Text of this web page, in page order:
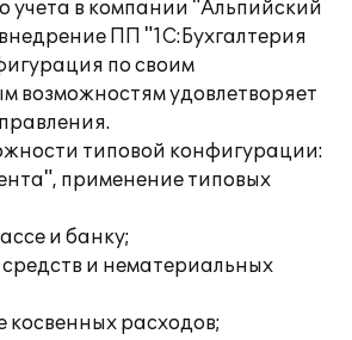
учета в компании "Альпийский
ПП "1С:Бухгалтерия
по своим
возможностям удовлетворяет
типовой конфигурации:
применение типовых
и банку;
и нематериальных
косвенных расходов;